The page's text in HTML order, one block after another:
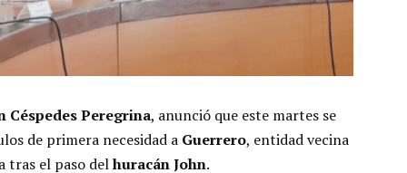
Céspedes Peregrina, anunció que este martes se
de primera necesidad a Guerrero, entidad vecina
tras el paso delhuracán John.